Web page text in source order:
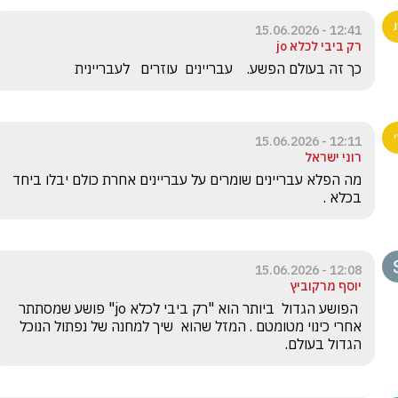
12:41 - 15.06.2026
רק ביבי לכלא jo
כך זה בעולם הפשע.    עבריינים  עוזרים   לעבריינית
12:11 - 15.06.2026
רוני ישראל
בכלא .
12:08 - 15.06.2026
יוסף מרקוביץ
הגדול בעולם.